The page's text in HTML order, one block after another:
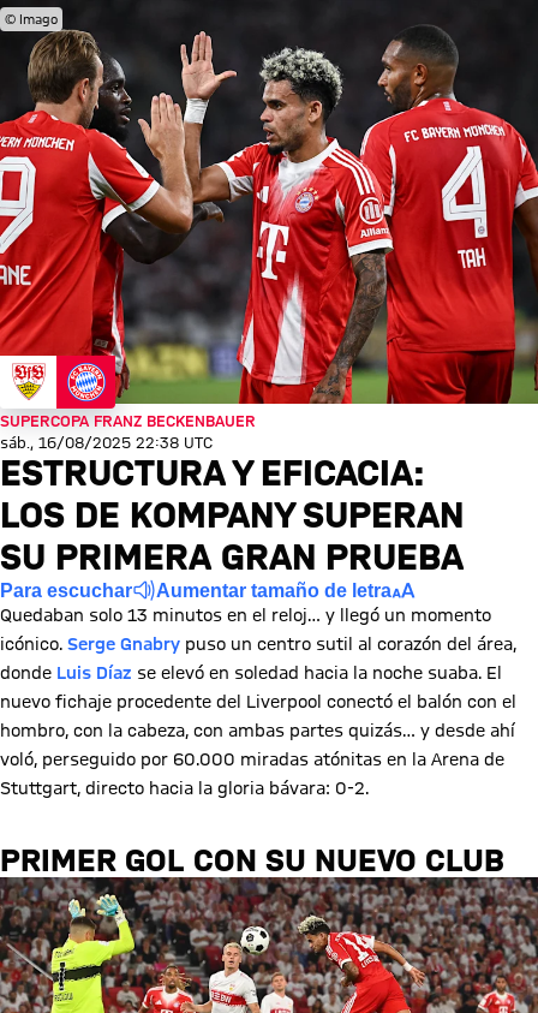
© Imago
SUPERCOPA FRANZ BECKENBAUER
sáb., 16/08/2025 22:38 UTC
ESTRUCTURA Y EFICACIA:
LOS DE KOMPANY SUPERAN
SU PRIMERA GRAN PRUEBA
Para escuchar Aumentar tamaño de letra
Quedaban solo 13 minutos en el reloj… y llegó un momento
icónico. Serge Gnabry puso un centro sutil al corazón del área,
donde Luis Díaz se elevó en soledad hacia la noche suaba. El
nuevo fichaje procedente del Liverpool conectó el balón con el
hombro, con la cabeza, con ambas partes quizás… y desde ahí
voló, perseguido por 60.000 miradas atónitas en la Arena de
Stuttgart, directo hacia la gloria bávara: 0-2.
PRIMER GOL CON SU NUEVO CLUB